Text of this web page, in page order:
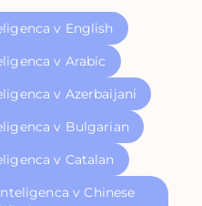
v English
v Arabic
v Azerbaijani
v Bulgarian
v Catalan
v Chinese